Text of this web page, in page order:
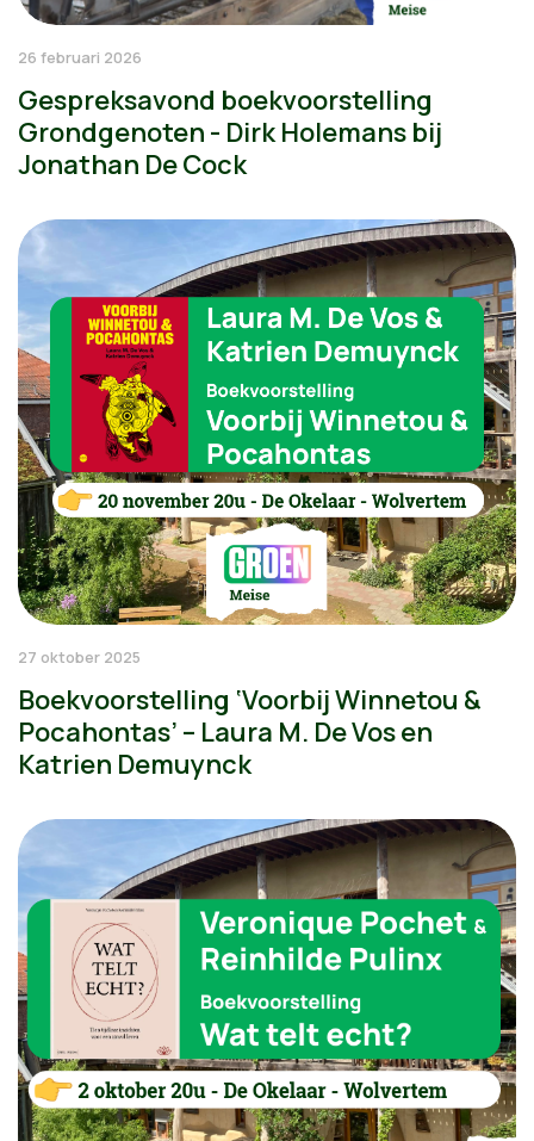
26 februari 2026
Gespreksavond boekvoorstelling
Grondgenoten - Dirk Holemans bij
Jonathan De Cock
27 oktober 2025
Boekvoorstelling ‘Voorbij Winnetou &
Pocahontas’ – Laura M. De Vos en
Katrien Demuynck